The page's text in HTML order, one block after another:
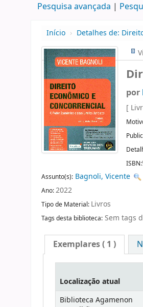
Pesquisa avançada
Início › Detalhes de:
por
[
ISBN:
Assunto(s): Bagnoli, Vicente
Ano:2022
Tipo de Material: Livros
Tags desta biblioteca: Sem tags
Exemplares( 1 )
Localização atual
Biblioteca Agamenon